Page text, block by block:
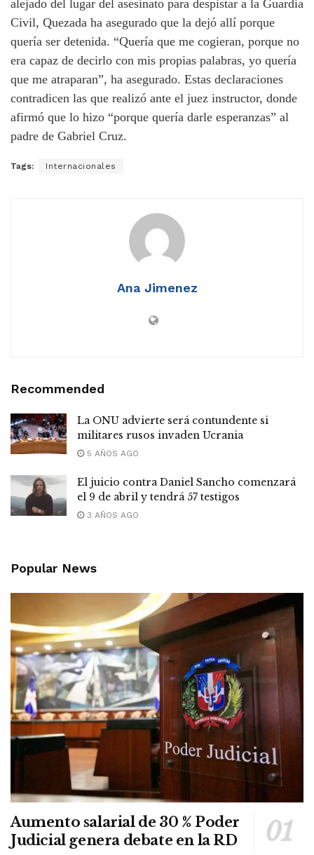
alejado del lugar del asesinato para despistar a la Guardia
Civil, Quezada ha asegurado que la dejó allí porque
quería ser detenida. “Quería que me cogieran, porque no
era capaz de decirlo con mis propias palabras, yo quería
que me atraparan”, ha asegurado. Estas declaraciones
contradicen las que realizó ante el juez instructor, donde
afirmó que lo hizo “porque quería darle esperanzas” al
padre de Gabriel Cruz.
Tags: Internacionales
Ana Jimenez
Recommended
La ONU advierte será contundente si
militares rusos invaden Ucrania
5 AÑOS AGO
El juicio contra Daniel Sancho comenzará
el 9 de abril y tendrá 57 testigos
3 AÑOS AGO
Popular News
Aumento salarial de 30 % Poder
Judicial genera debate en la RD